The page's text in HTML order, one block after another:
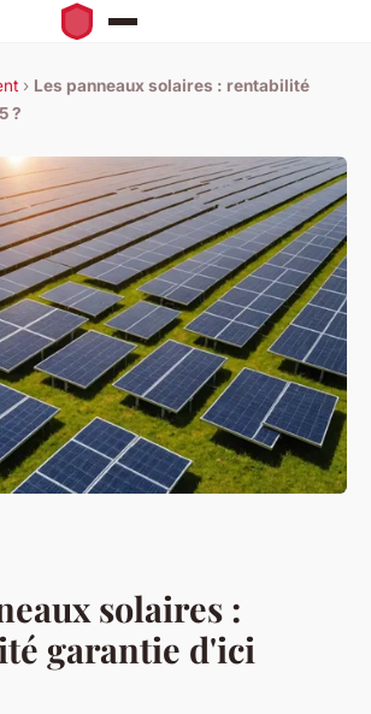
› Les panneaux solaires : rentabilité
?
solaires :
garantie d'ici